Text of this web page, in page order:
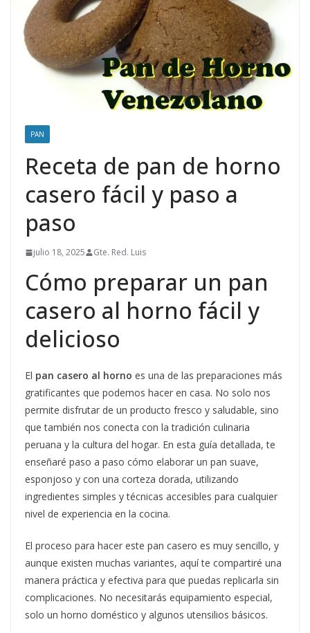
PAN
Receta de pan de horno
casero fácil y paso a
paso
julio 18, 2025 Gte. Red. Luis
Cómo preparar un pan
casero al horno fácil y
delicioso
El pan casero al horno es una de las preparaciones más
gratificantes que podemos hacer en casa. No solo nos
permite disfrutar de un producto fresco y saludable, sino
que también nos conecta con la tradición culinaria
peruana y la cultura del hogar. En esta guía detallada, te
enseñaré paso a paso cómo elaborar un pan suave,
esponjoso y con una corteza dorada, utilizando
ingredientes simples y técnicas accesibles para cualquier
nivel de experiencia en la cocina.
El proceso para hacer este pan casero es muy sencillo, y
aunque existen muchas variantes, aquí te compartiré una
manera práctica y efectiva para que puedas replicarla sin
complicaciones. No necesitarás equipamiento especial,
solo un horno doméstico y algunos utensilios básicos.